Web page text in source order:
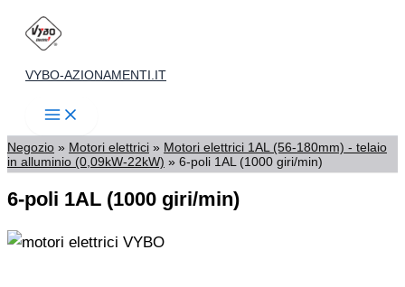
contenuto
VYBO-AZIONAMENTI.IT
Negozio » Motori elettrici » Motori elettrici 1AL (56-180mm) - telaio
in alluminio (0,09kW-22kW) » 6-poli 1AL (1000 giri/min)
6-poli 1AL (1000 giri/min)